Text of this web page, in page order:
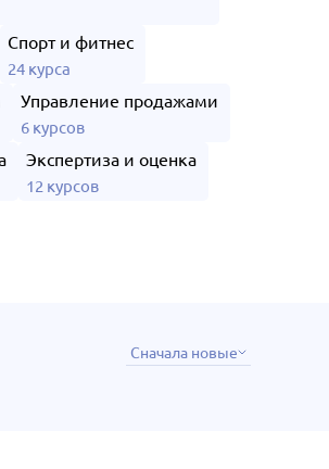
Спорт и фитнес
24 курса
Управление продажами
6 курсов
Экспертиза и оценка
12 курсов
Сначала новые